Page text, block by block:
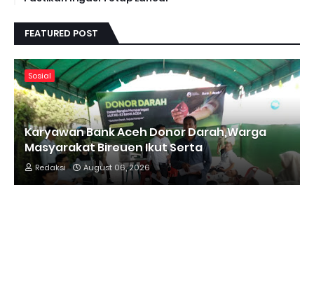
FEATURED POST
Sosial
Karyawan Bank Aceh Donor Darah,Warga
Masyarakat Bireuen Ikut Serta
Redaksi August 06, 2026